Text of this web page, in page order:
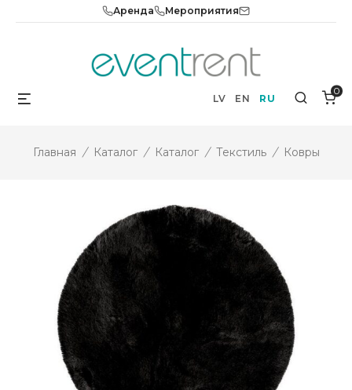
Аренда Мероприятия
LV EN RU Search
0
Главная / Каталог / Каталог / Текстиль / Ковры